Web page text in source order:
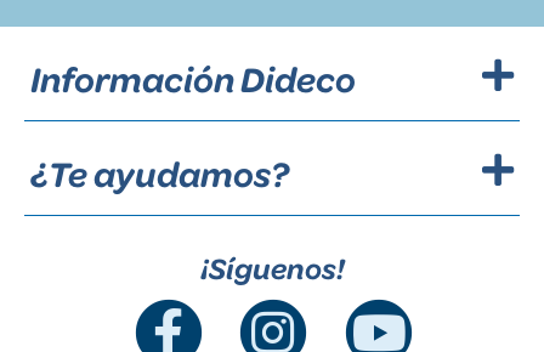
Información Dideco
¿Te ayudamos?
¡Síguenos!